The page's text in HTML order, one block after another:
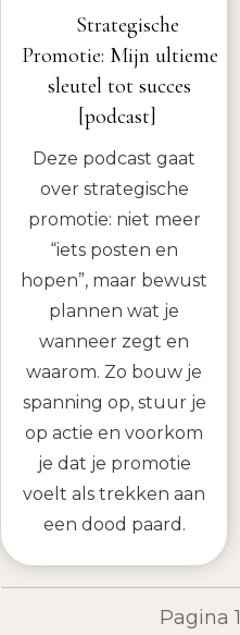
Strategische
Promotie: Mijn ultieme
sleutel tot succes
[podcast]
Deze podcast gaat
over strategische
promotie: niet meer
“iets posten en
hopen”, maar bewust
plannen wat je
wanneer zegt en
waarom. Zo bouw je
spanning op, stuur je
op actie en voorkom
je dat je promotie
voelt als trekken aan
een dood paard.
Pagina1